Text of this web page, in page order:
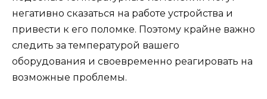
негативно сказаться на работе устройства и
привести к его поломке. Поэтому крайне важно
следить за температурой вашего
оборудования и своевременно реагировать на
возможные проблемы.